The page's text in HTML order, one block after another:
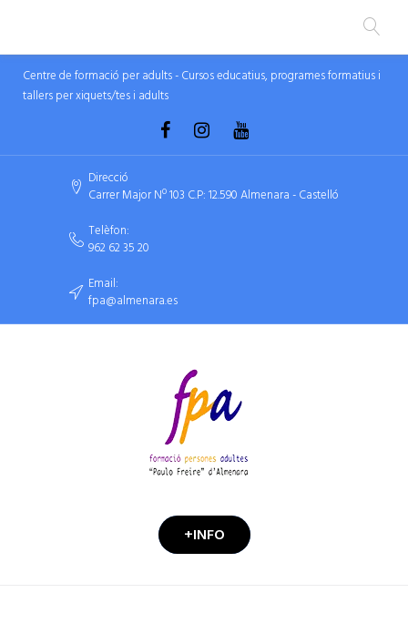
Centre de formació per adults - Cursos educatius, programes formatius i
tallers per xiquets/tes i adults
Direcció
Carrer Major Nº 103 C.P: 12.590 Almenara - Castelló
Telèfon:
962 62 35 20
Email:
fpa@almenara.es
+INFO